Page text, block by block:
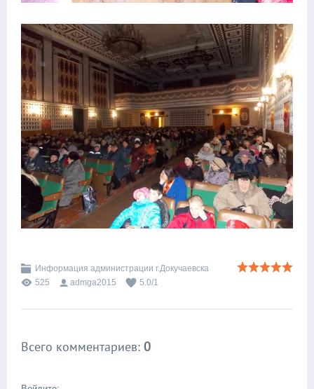
Информация администрации г.Докучаевска
525
admga2015 5.0/1
Всего комментариев: 0